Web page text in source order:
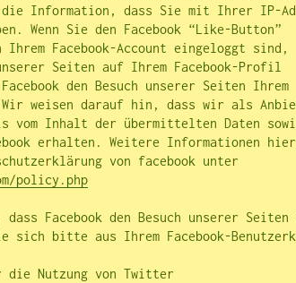
die Information, dass Sie mit Ihrer IP-
Wenn Sie den Facebook “Like-Button”
Facebook-Account eingeloggt sind,
Seiten auf Ihrem Facebook-Profil
den Besuch unserer Seiten Ihrem
Wir weisen darauf hin, dass wir als
vom Inhalt der übermittelten Daten
erhalten. Weitere Informationen
policy.php
dass Facebook den Besuch unserer Seiten
sich bitte aus Ihrem Facebook-
die Nutzung von Twitter